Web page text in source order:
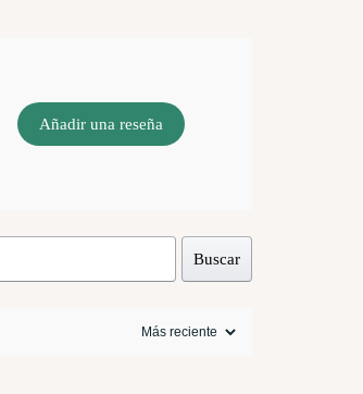
Añadir una reseña
Buscar